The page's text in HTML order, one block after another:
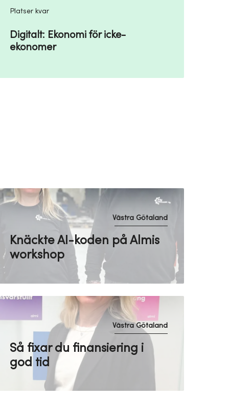
Digitalt: Ekonomi för icke-
ekonomer
Platser kvar
Knäckte AI-koden på Almis
workshop
Västra Götaland
Så fixar du finansiering i
god tid
Västra Götaland